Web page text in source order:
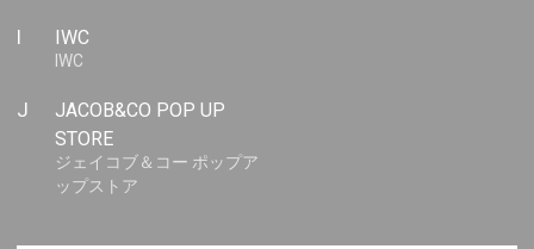
I IWC
IWC
J
JACOB&CO POP UP
STORE
ジェイコブ＆コー ポップア
ップストア